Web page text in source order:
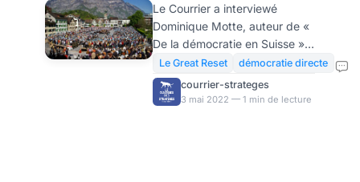
Citoyenne, un
contre-pouvoir
salutaire pour une
République
déclinante
Le Courrier a interviewé
Dominique Motte, auteur de «
De la démocratie en Suisse »
(éditions des Routes de la
Soie), sur la question du
référendum comme mode de
Le Great Reset
démocratie directe
courrier-strateges
3 mai 2022 — 1 min de lecture